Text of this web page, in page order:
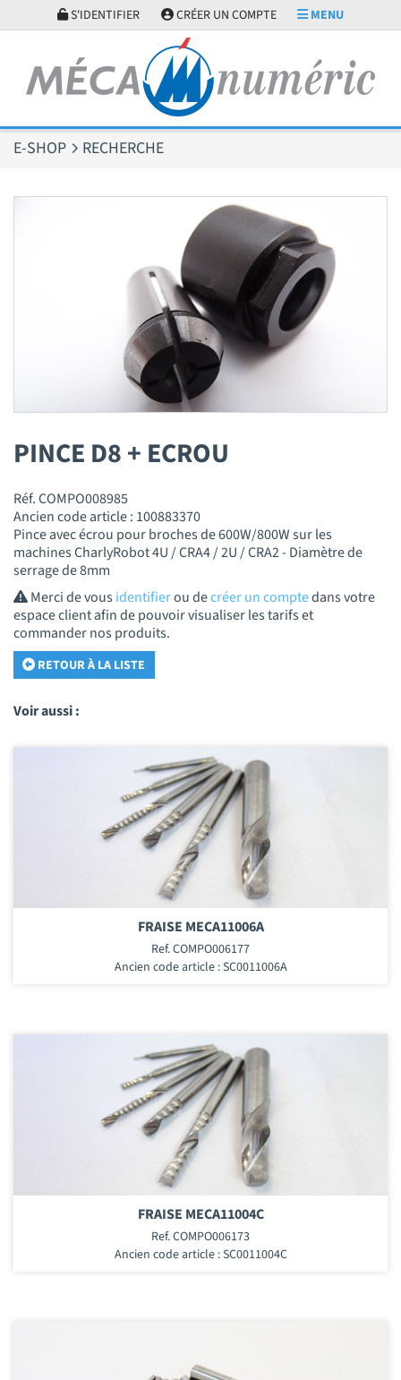
S'IDENTIFIER CRÉER UN COMPTE MENU
E-SHOP RECHERCHE
PINCE D8 + ECROU
Réf. COMPO008985
Ancien code article : 100883370
Pince avec écrou pour broches de 600W/800W sur les
machines CharlyRobot 4U / CRA4 / 2U / CRA2 - Diamètre de
serrage de 8mm
Merci de vousidentifierou decréer un comptedans votre
espace client afin de pouvoir visualiser les tarifs et
commander nos produits.
RETOUR À LA LISTE
Voir aussi :
FRAISE MECA11006A
Ref. COMPO006177
Ancien code article : SC0011006A
FRAISE MECA11004C
Ref. COMPO006173
Ancien code article : SC0011004C
Panneau de gestion des cookies